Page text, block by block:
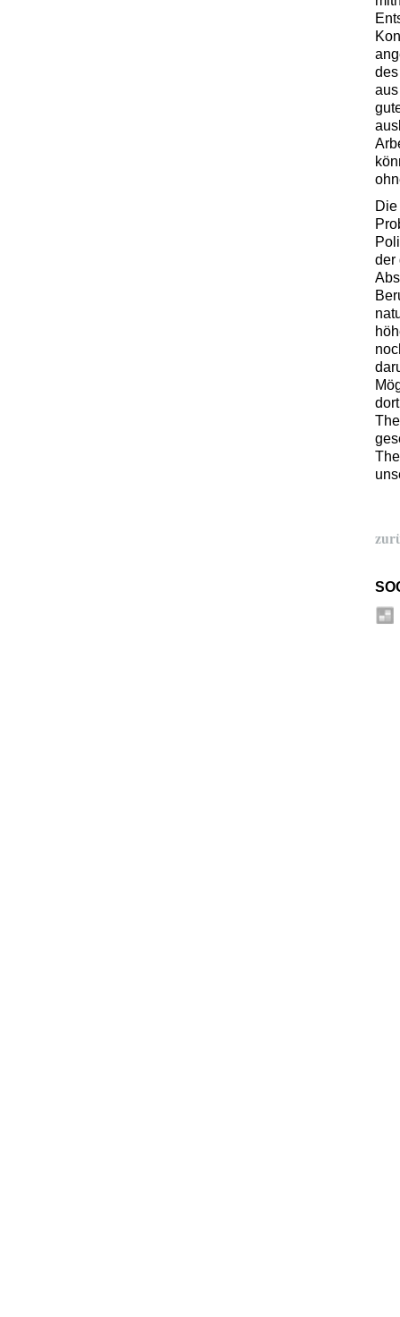
der